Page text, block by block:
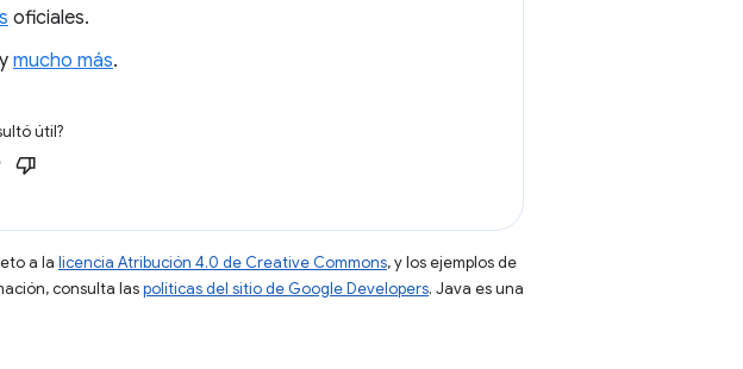
oficiales.
y mucho más.
útil?
a la licencia Atribución 4.0 de Creative Commons, y los ejemplos de
consulta laspolíticas del sitio de Google Developers. Java es una